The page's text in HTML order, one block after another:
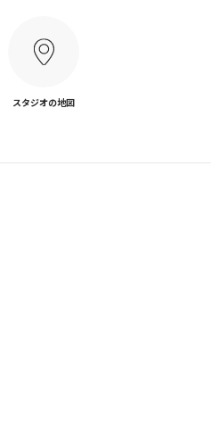
スタジオの地図